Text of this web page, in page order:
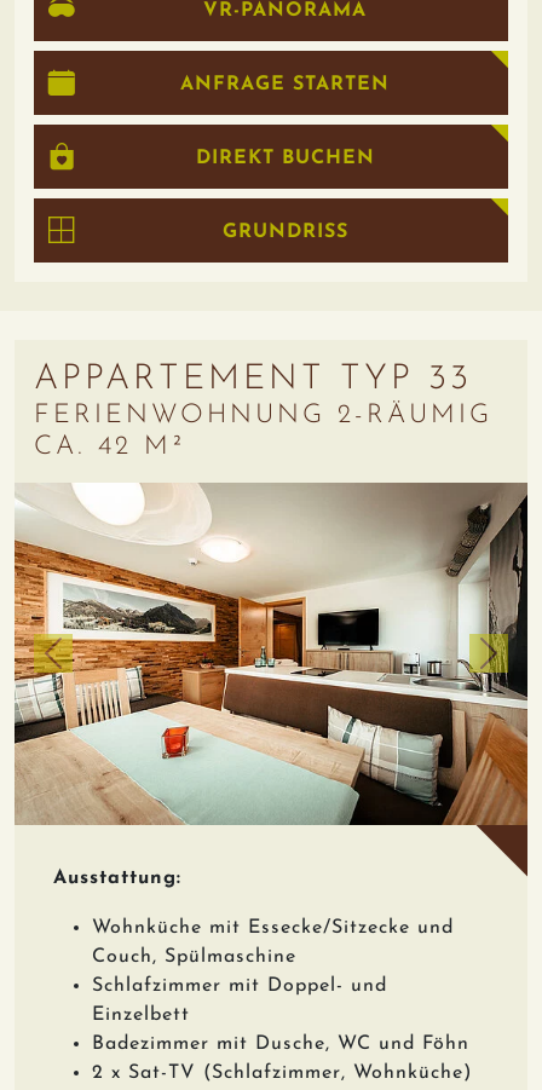
VR-PANORAMA
ANFRAGE STARTEN
DIREKT BUCHEN
GRUNDRISS
Ausstattung:
Wohnküche mit Essecke/Sitzecke und
Couch, Spülmaschine
Schlafzimmer mit Doppel- und
Einzelbett
Badezimmer mit Dusche, WC und Föhn
2 x Sat-TV (Schlafzimmer, Wohnküche)
APPARTEMENT TYP 33
FERIENWOHNUNG 2-RÄUMIG
CA. 42 M²
zurück weiter